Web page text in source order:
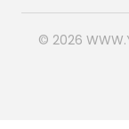
© 2026